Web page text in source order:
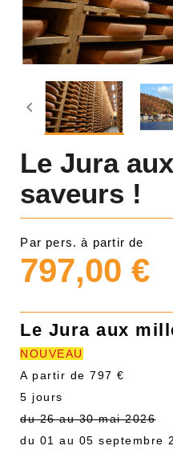

Le Jura
saveurs !
Par pers. à partir de
797,00 €
Le Jura aux
NOUVEAU
A partir de 797 €
5 jours
du 26 au 30 mai 2026
du 01 au 05 septembre